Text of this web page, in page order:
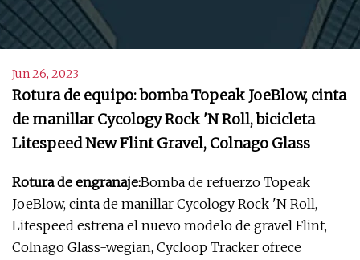
Jun 26, 2023
Rotura de equipo: bomba Topeak JoeBlow, cinta
de manillar Cycology Rock 'N Roll, bicicleta
Litespeed New Flint Gravel, Colnago Glass
Rotura de engranaje:Bomba de refuerzo Topeak
JoeBlow, cinta de manillar Cycology Rock 'N Roll,
Litespeed estrena el nuevo modelo de gravel Flint,
Colnago Glass-wegian, Cycloop Tracker ofrece